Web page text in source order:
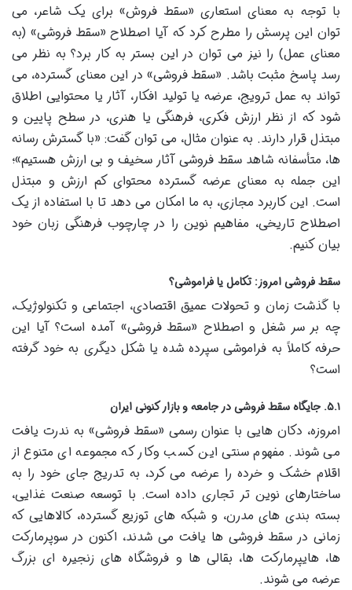
با توجه به معنای استعاری «سقط فروش» برای یک شاعر، می
توان این پرسش را مطرح کرد که آیا اصطلاح «سقط فروشی» (به
معنای عمل) را نیز می توان در این بستر به کار برد؟ به نظر می
رسد پاسخ مثبت باشد. «سقط فروشی» در این معنای گسترده، می
تواند به عمل ترویج، عرضه یا تولید افکار، آثار یا محتوایی اطلاق
شود که از نظر ارزش فکری، فرهنگی یا هنری، در سطح پایین و
مبتذل قرار دارند. به عنوان مثال، می توان گفت: «با گسترش رسانه
ها، متأسفانه شاهد سقط فروشی آثار سخیف و بی ارزش هستیم»؛
این جمله به معنای عرضه گسترده محتوای کم ارزش و مبتذل
است. این کاربرد مجازی، به ما امکان می دهد تا با استفاده از یک
اصطلاح تاریخی، مفاهیم نوین را در چارچوب فرهنگی زبان خود
بیان کنیم.
سقط فروشی امروز: تکامل یا فراموشی؟
با گذشت زمان و تحولات عمیق اقتصادی، اجتماعی و تکنولوژیک،
چه بر سر شغل و اصطلاح «سقط فروشی» آمده است؟ آیا این
حرفه کاملاً به فراموشی سپرده شده یا شکل دیگری به خود گرفته
است؟
۵.۱. جایگاه سقط فروشی در جامعه و بازار کنونی ایران
امروزه، دکان هایی با عنوان رسمی «سقط فروشی» به ندرت یافت
می شوند. مفهوم سنتی این کسب وکار که مجموعه ای متنوع از
اقلام خشک و خرده را عرضه می کرد، به تدریج جای خود را به
ساختارهای نوین تر تجاری داده است. با توسعه صنعت غذایی،
بسته بندی های مدرن، و شبکه های توزیع گسترده، کالاهایی که
زمانی در سقط فروشی ها یافت می شدند، اکنون در سوپرمارکت
ها، هایپرمارکت ها، بقالی ها و فروشگاه های زنجیره ای بزرگ
عرضه می شوند.